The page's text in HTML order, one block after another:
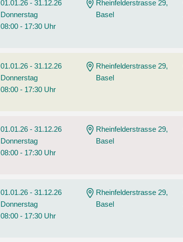
Wassersport
01.01.26 - 31.12.26
Donnerstag
08:00 - 17:30 Uhr
Rheinfelderstrasse 29,
Basel
01.01.26 - 31.12.26
Donnerstag
08:00 - 17:30 Uhr
Rheinfelderstrasse 29,
Basel
01.01.26 - 31.12.26
Donnerstag
08:00 - 17:30 Uhr
Rheinfelderstrasse 29,
Basel
01.01.26 - 31.12.26
Donnerstag
08:00 - 17:30 Uhr
Rheinfelderstrasse 29,
Basel